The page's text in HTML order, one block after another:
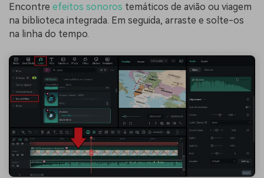
Encontre efeitos sonoros temáticos de avião ou viagem
na biblioteca integrada. Em seguida, arraste e solte-os
na linha do tempo.